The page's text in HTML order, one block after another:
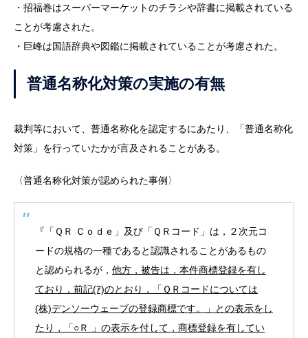
・招福巻はスーパーマーケットのチラシや辞書に掲載されている
ことが考慮された。
・巨峰は国語辞典や図鑑に掲載されていることが考慮された。
普通名称化対策の実施の有無
裁判等において、普通名称化を認定するにあたり、「普通名称化
対策」を行っていたかが言及されることがある。
〈普通名称化対策が認められた事例〉
『「ＱＲ Ｃｏｄｅ」及び「ＱＲコード」は，２次元コ
ードの規格の一種であると認識されることがあるもの
と認められるが， 他方，被告は，本件商標登録を有し
ており，前記(ｱ)のとおり，「ＱＲコードについては
(株)デンソーウェーブの登録商標です。」との表示をし
たり，「○Ｒ 」の表示を付して，商標登録を有してい